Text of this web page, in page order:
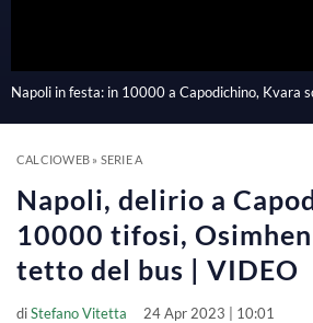
a
V
i
Napoli in festa: in 10000 a Capodichino, Kvara
CALCIOWEB» SERIE A
Napoli, delirio a
10000 tifosi, Osimhen
tetto del bus | VIDEO
diStefano Vitetta 24 Apr 2023 | 10:01